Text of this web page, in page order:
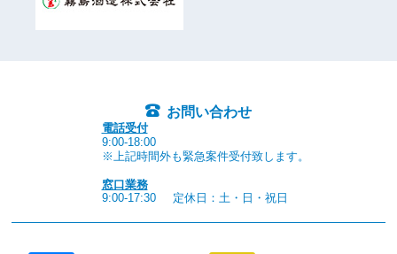
お問い合わせ
電話受付
9:00-18:00
※上記時間外も緊急案件受付致します。
窓口業務
9:00-17:30
定休日：土・日・祝日